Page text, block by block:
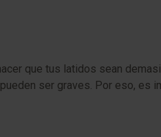
que tus latidos sean
ser graves. Por eso,